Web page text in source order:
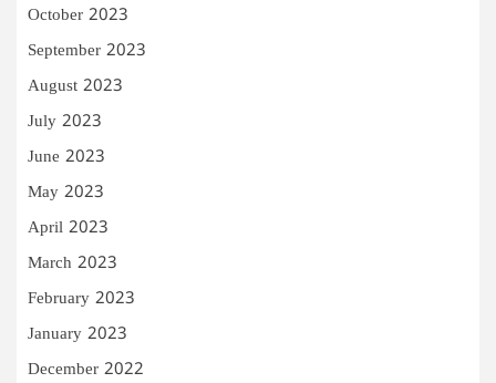
October 2023
September 2023
August 2023
July 2023
June 2023
May 2023
April 2023
March 2023
February 2023
January 2023
December 2022